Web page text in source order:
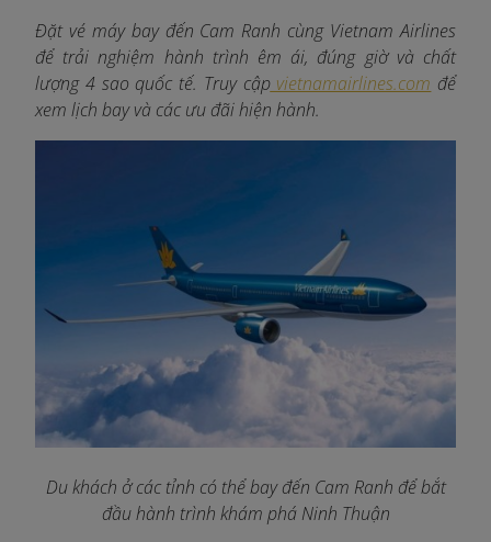
Đặt vé máy bay đến Cam Ranh cùng Vietnam Airlines
để trải nghiệm hành trình êm ái, đúng giờ và chất
lượng 4 sao quốc tế. Truy cậpvietnamairlines.com để
xem lịch bay và các ưu đãi hiện hành.
Du khách ở các tỉnh có thể bay đến Cam Ranh để bắt
đầu hành trình khám phá Ninh Thuận